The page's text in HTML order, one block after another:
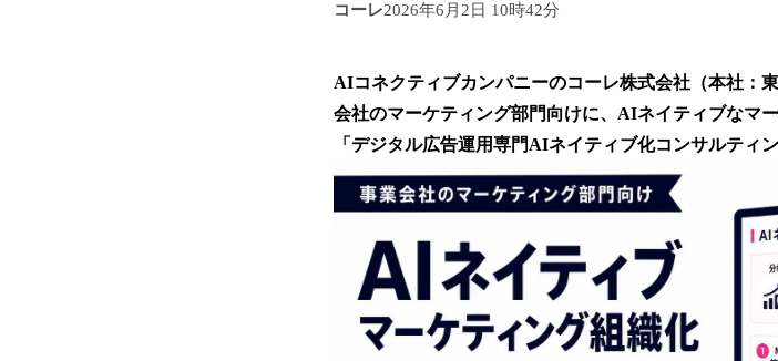
コーレ2026年6月2日 10時42分
AIコネクティブカンパニーのコーレ株式会社（本社：
会社のマーケティング部門向けに、AIネイティブなマ
「デジタル広告運用専門AIネイティブ化コンサルティ